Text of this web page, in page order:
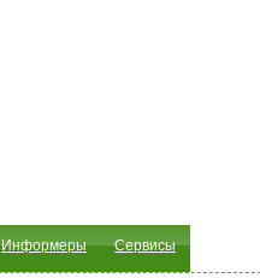
Информеры Сервисы